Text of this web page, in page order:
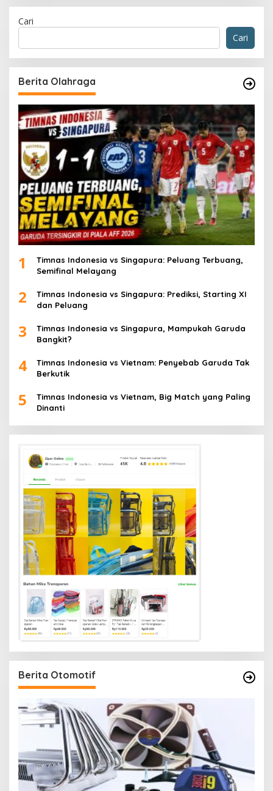
Cari
Cari
Berita Olahraga
1
Timnas Indonesia vs Singapura: Peluang Terbuang,
Semifinal Melayang
2
Timnas Indonesia vs Singapura: Prediksi, Starting XI
dan Peluang
3
Timnas Indonesia vs Singapura, Mampukah Garuda
Bangkit?
4
Timnas Indonesia vs Vietnam: Penyebab Garuda Tak
Berkutik
5
Timnas Indonesia vs Vietnam, Big Match yang Paling
Dinanti
Berita Otomotif